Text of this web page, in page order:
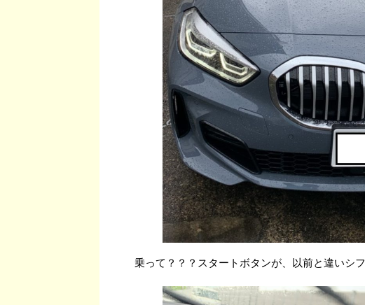
乗って？？？スタートボタンが、以前と違いシ